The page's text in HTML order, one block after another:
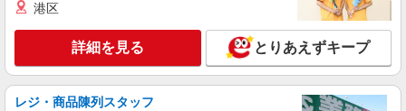
善手当：220円/時 夜勤手当:3,500円/回 ▼下記別途
時〜1/324時 寸志あり：年2回（6月・12月） ※業
績による ※処遇改善手当は試用期間中(3ヶ月)は支
給なし
千葉県千葉市花見川区幕張町六丁目67
キープ 詳細を見る
港区
詳細を見る とりあえずキープ
レジ・商品陳列スタッフ